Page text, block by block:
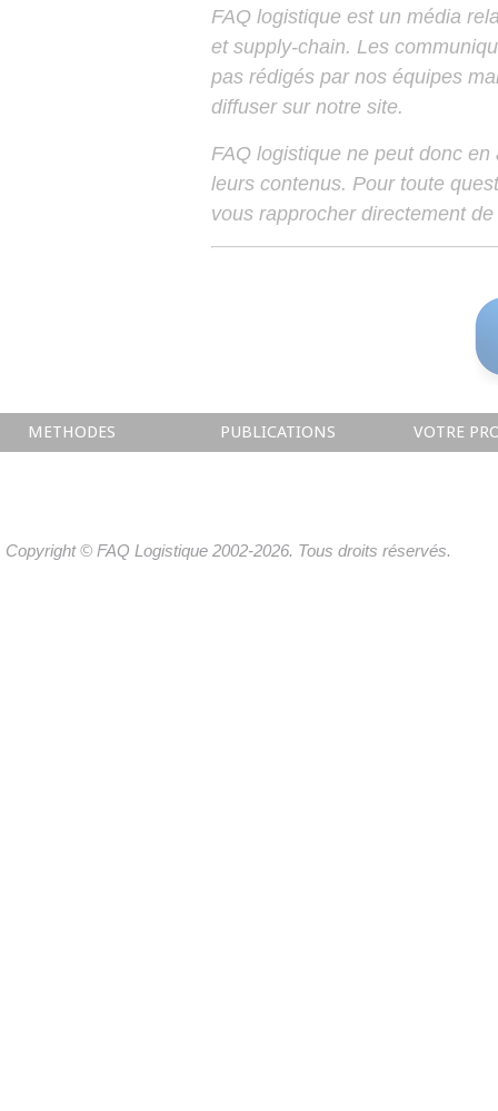
FAQ logistique est un média
et supply-chain. Les
pas rédigés par nos équipes
diffuser sur notre site.
FAQ logistique ne peut donc
leurs contenus. Pour toute
vous rapprocher directement
METHODES PUBLICATIONS VOTRE
Copyright © FAQ Logistique 2002-2026. Tous droits réservés.